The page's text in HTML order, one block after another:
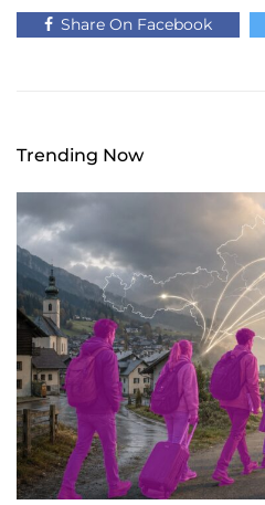
Share On Facebook
Trending Now